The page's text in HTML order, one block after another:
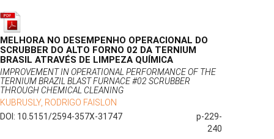
MELHORA NO DESEMPENHO OPERACIONAL DO
SCRUBBER DO ALTO FORNO 02 DA TERNIUM
BRASIL ATRAVÉS DE LIMPEZA QUÍMICA
IMPROVEMENT IN OPERATIONAL PERFORMANCE OF THE
TERNIUM BRAZIL BLAST FURNACE #02 SCRUBBER
THROUGH CHEMICAL CLEANING
KUBRUSLY, RODRIGO FAISLON
DOI: 10.5151/2594-357X-31747
p-229-
240